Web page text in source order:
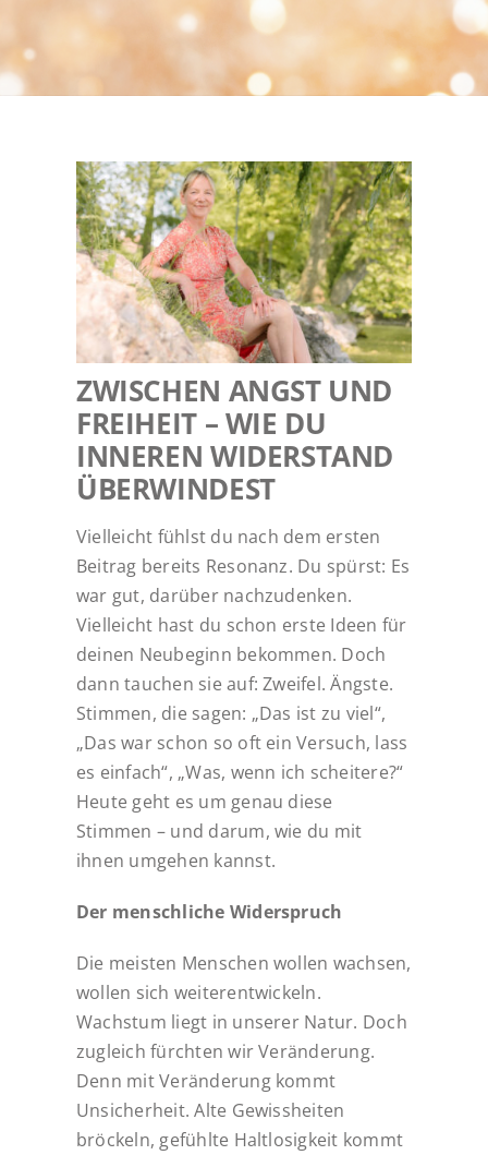
ZWISCHEN ANGST UND
FREIHEIT – WIE DU
INNEREN WIDERSTAND
ÜBERWINDEST
Vielleicht fühlst du nach dem ersten
Beitrag bereits Resonanz. Du spürst: Es
war gut, darüber nachzudenken.
Vielleicht hast du schon erste Ideen für
deinen Neubeginn bekommen. Doch
dann tauchen sie auf: Zweifel. Ängste.
Stimmen, die sagen: „Das ist zu viel“,
„Das war schon so oft ein Versuch, lass
es einfach“, „Was, wenn ich scheitere?“
Heute geht es um genau diese
Stimmen – und darum, wie du mit
ihnen umgehen kannst.
Der menschliche Widerspruch
Die meisten Menschen wollen wachsen,
wollen sich weiterentwickeln.
Wachstum liegt in unserer Natur. Doch
zugleich fürchten wir Veränderung.
Denn mit Veränderung kommt
Unsicherheit. Alte Gewissheiten
bröckeln, gefühlte Haltlosigkeit kommt